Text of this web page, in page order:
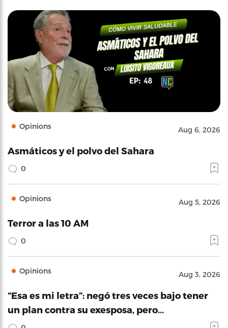
Opinions Aug 6, 2026
Asmáticos y el polvo del Sahara
0
Opinions Aug 5, 2026
Terror a las 10 AM
0
Opinions Aug 3, 2026
“Esa es mi letra”: negó tres veces bajo tener
un plan contra su exesposa, pero…